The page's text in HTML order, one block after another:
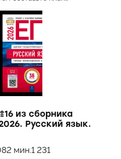
из сборника
Русский язык.
2 мин.1 231